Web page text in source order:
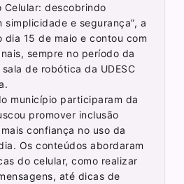
Celular: descobrindo
e segurança”, a
15 de maio e contou com
sempre no período da
de robótica da UDESC
município participaram da
promover inclusão
confiança no uso da
Os conteúdos abordaram
do celular, como realizar
até dicas de